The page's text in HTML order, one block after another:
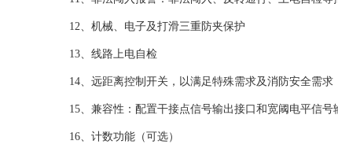
12、机械、电子及打滑三重防夹保护
13、线路上电自检
14、远距离控制开关，以满足特殊需求及消防安全需求
15、兼容性：配置干接点信号输出接口和宽阈电平信号
16、计数功能（可选）